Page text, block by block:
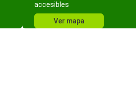
accesibles
Ver mapa